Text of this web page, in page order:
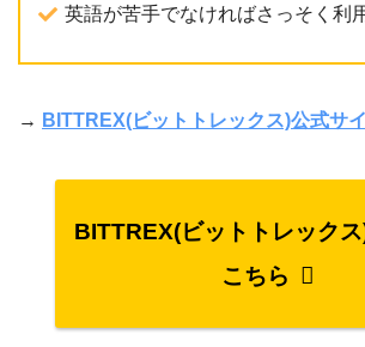
英語が苦手でなければさっそく利
→ BITTREX(ビットトレックス)公式サ
BITTREX(ビットトレック
こちら